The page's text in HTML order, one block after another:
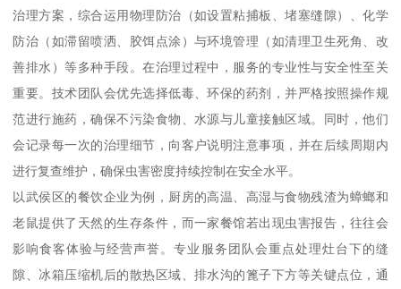
治理方案，综合运用物理防治（如设置粘捕板、堵塞缝隙）、化学
防治（如滞留喷洒、胶饵点涂）与环境管理（如清理卫生死角、改
善排水）等多种手段。在治理过程中，服务的专业性与安全性至关
重要。技术团队会优先选择低毒、环保的药剂，并严格按照操作规
范进行施药，确保不污染食物、水源与儿童接触区域。同时，他们
会记录每一次的治理细节，向客户说明注意事项，并在后续周期内
进行复查维护，确保虫害密度持续控制在安全水平。
以武侯区的餐饮企业为例，厨房的高温、高湿与食物残渣为蟑螂和
老鼠提供了天然的生存条件，而一家餐馆若出现虫害报告，往往会
影响食客体验与经营声誉。专业服务团队会重点处理灶台下的缝
隙、冰箱压缩机后的散热区域、排水沟的篦子下方等关键点位，通